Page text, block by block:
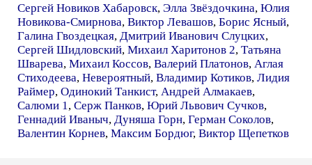
Сергей Новиков Хабаровск, Элла Звёздочкина, Юлия
Новикова-Смирнова, Виктор Левашов, Борис Ясный,
Галина Гвоздецкая, Дмитрий Иванович Слуцких,
Сергей Шидловский, Михаил Харитонов 2, Татьяна
Шварева, Михаил Коссов, Валерий Платонов, Аглая
Стиходеева, Невероятный, Владимир Котиков, Лидия
Раймер, Одинокий Танкист, Андрей Алмакаев,
Салюми 1 , Серж Панков, Юрий Львович Сучков,
Геннадий Иваныч, Дуняша Горн, Герман Соколов,
Валентин Корнев, Максим Бордюг, Виктор Щепетков